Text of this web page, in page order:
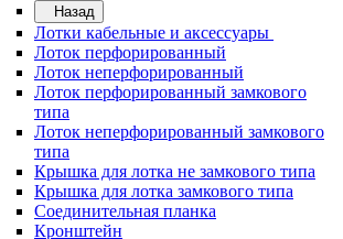
Назад
Лотки кабельные и аксессуары
Лоток перфорированный
Лоток неперфорированный
Лоток перфорированный замкового
типа
Лоток неперфорированный замкового
типа
Крышка для лотка не замкового типа
Крышка для лотка замкового типа
Соединительная планка
Кронштейн